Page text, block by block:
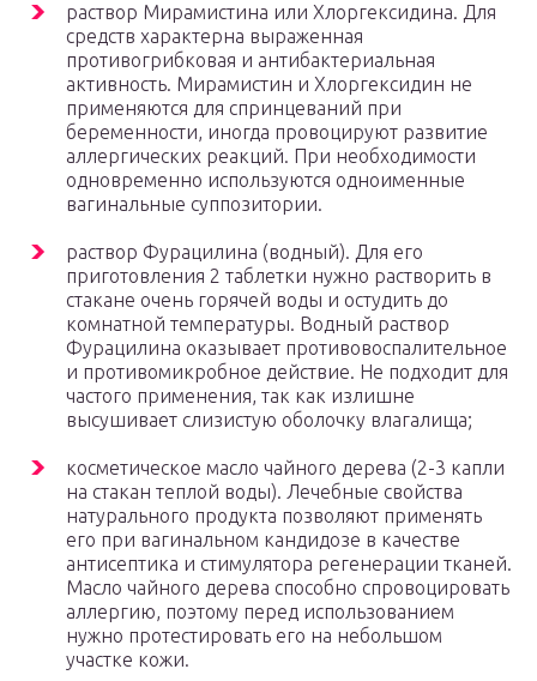
раствор Мирамистина или Хлоргексидина. Для
средств характерна выраженная
противогрибковая и антибактериальная
активность. Мирамистин и Хлоргексидин не
применяются для спринцеваний при
беременности, иногда провоцируют развитие
аллергических реакций. При необходимости
одновременно используются одноименные
вагинальные суппозитории.
раствор Фурацилина (водный). Для его
приготовления 2 таблетки нужно растворить в
стакане очень горячей воды и остудить до
комнатной температуры. Водный раствор
Фурацилина оказывает противовоспалительное
и противомикробное действие. Не подходит для
частого применения, так как излишне
высушивает слизистую оболочку влагалища;
косметическое масло чайного дерева (2-3 капли
на стакан теплой воды). Лечебные свойства
натурального продукта позволяют применять
его при вагинальном кандидозе в качестве
антисептика и стимулятора регенерации тканей.
Масло чайного дерева способно спровоцировать
аллергию, поэтому перед использованием
нужно протестировать его на небольшом
участке кожи.